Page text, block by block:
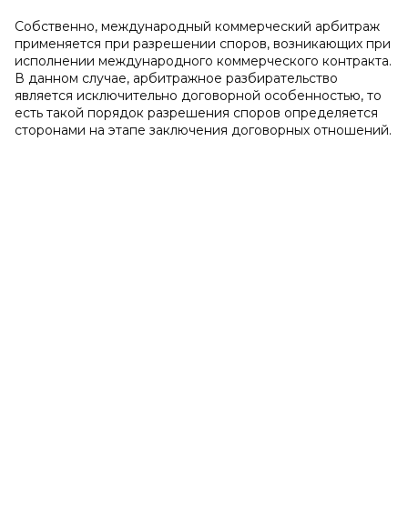
Собственно, международный коммерческий арбитраж
применяется при разрешении споров, возникающих при
исполнении международного коммерческого контракта.
В данном случае, арбитражное разбирательство
является исключительно договорной особенностью, то
есть такой порядок разрешения споров определяется
сторонами на этапе заключения договорных отношений.